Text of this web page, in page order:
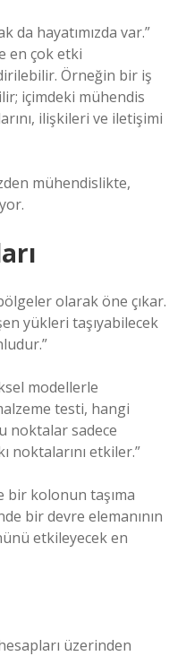
da hayatımızda var.”
en çok etki
Örneğin bir iş
içimdeki mühendis
ilişkileri ve iletişimi
mühendislikte,
olarak öne çıkar.
yükleri taşıyabilecek
modellerle
testi, hangi
noktalar sadece
noktalarını etkiler.”
bir kolonun taşıma
bir devre elemanının
etkileyecek en
üzerinden